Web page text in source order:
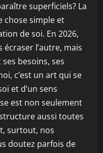
superficiels? La
chose simple et
de soi. En 2026,
l’autre, mais
besoins, ses
c’est un art qui se
et d’un sens
est non seulement
aussi toutes
surtout, nos
doutez parfois de